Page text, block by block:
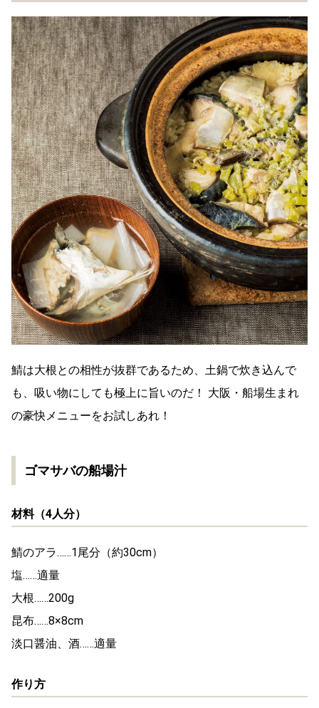
鯖は大根との相性が抜群であるため、土鍋で炊き込んで
も、吸い物にしても極上に旨いのだ！ 大阪・船場生まれ
の豪快メニューをお試しあれ！
ゴマサバの船場汁
材料（4人分）
鯖のアラ……1尾分（約30cm）
塩……適量
大根……200g
昆布……8×8cm
淡口醤油、酒……適量
作り方